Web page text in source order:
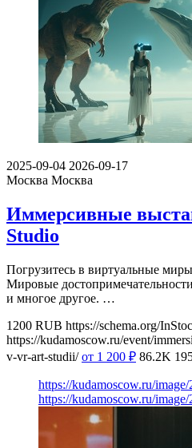
2025-09-04 2026-09-17
Москва Москва
Иммерсивные
Studio
Погрузитесь в виртуальные
Мировые
и многое другое. …
1200 RUB https://schema.org/
https://kudamoscow.ru/event/
v-vr-art-studii/ от 1 200 ₽ 86.2K
https://kudamoscow.ru/
https://kudamoscow.ru/